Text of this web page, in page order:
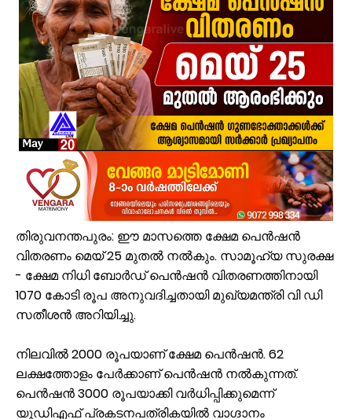
കരിപ്പൂർ വിമാന ദുരന്തത്തിന് ഇന്ന് 6 വയസ്സ്; വലിയ വിമാനങ്ങളുടെ
ജോലിസ്ഥലത്ത് വെള്ളപ്പൊക്കം; അസമിൽ മരിച്ച തിരൂരങ്ങാടി
പായലും ചെളിയും മൂടി റോഡുകൾ; പ്രളയാനന്തര ജാഗ്രതയിൽ
ക്ഷേമ പെൻഷൻ ഇനി വീടുകളിലെത്തില്ല; സഹകരണ സംഘങ്ങളെ
പാണക്കാട് എടയപ്പാലം മണ്ണിടിച്ചിൽ രക്ഷാപ്രവർത്തനം: മികച്ച
വേങ്ങരയിൽ പ്രളയബാധിത മേഖലകളിൽ എലിപ്പനി പ്രതിരോധ
ഭിന്നശേഷി സമഗ്ര വിവരശേഖരണം: വേങ്ങരയിൽ ‘സഹജീവനം’
പൈതൃക യാത്രയോടെ വേങ്ങര മേഖല എസ്.ജെ.എം മുഅല്ലിം
കൂരിയാട് വ്യാപാരി വ്യവസായി ഏകോപന സമിതിയുടെ
വേങ്ങരയിൽ എസ്.ജെ.എം മേഖല മുഅല്ലിം സമ്മേളനവും അവാർഡ്
തിരുവനന്തപുരം: ഈ മാസത്തെ ക്ഷേമ പെൻഷൻ
വിതരണം മെയ് 25 മുതൽ നൽകും. സാമൂഹ്യ സുരക്ഷ
- ക്ഷേമ നിധി ബോര്‍ഡ് പെന്‍ഷന്‍ വിതരണത്തിനായി
1070 കോടി രൂപ അനുവദിച്ചതായി മുഖ്യമന്ത്രി വി ഡി
സതീശൻ അറിയിച്ചു.
നിലവില്‍ 2000 രൂപയാണ് ക്ഷേമ പെന്‍ഷന്‍. 62
ലക്ഷത്തോളം പേര്‍ക്കാണ് പെന്‍ഷന്‍ നല്‍കുന്നത്.
പെൻഷൻ 3000 രൂപയാക്കി വർധിപ്പിക്കുമെന്ന്
യുഡിഎഫ് പ്രകടനപത്രികയിൽ വാഗ്ദാനം